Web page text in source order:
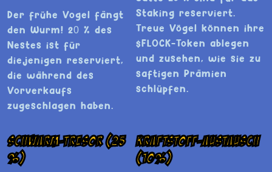
Der frühe Vogel fängt
den Wurm! 20 % des
Nestes ist für
diejenigen reserviert,
die während des
Vorverkaufs
zugeschlagen haben.
Staking reserviert.
Treue Vögel können ihre
$FLOCK-Token ablegen
und zusehen, wie sie zu
saftigen Prämien
schlüpfen.
Schwarm-Tresor (25
%)
Kraftstoff-Austausch
(10%)